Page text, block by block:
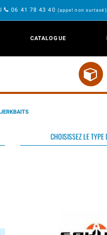
06 41 78 43 40 (appel non surtaxé)
CATALOGUE
JERKBAITS
CHOISISSEZ LE TYPE